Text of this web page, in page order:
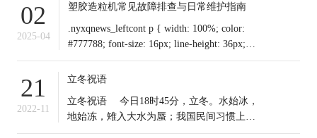
02
2025-04
塑胶造粒机常见故障排查与日常维护指南
.nyxqnews_leftcont p { width: 100%; color:
#777788; font-size: 16px; line-height: 36px;
text-indent: 0em !important; mar
21
2022-11
立冬祝语
​立冬祝语 今日18时45分，立冬。水始冰，
地始冻，雉入大水为蜃；我国民间习惯上把
这一天作为冬季之始；冬天到来，今日起我